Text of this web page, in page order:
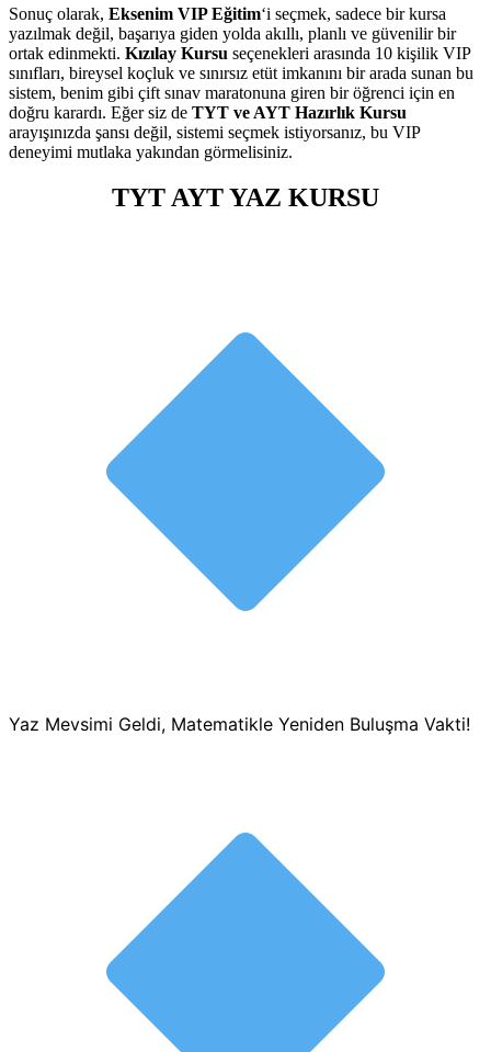
Sonuç olarak, Eksenim VIP Eğitim‘i seçmek, sadece bir kursa
yazılmak değil, başarıya giden yolda akıllı, planlı ve güvenilir bir
ortak edinmekti. Kızılay Kursu seçenekleri arasında 10 kişilik VIP
sınıfları, bireysel koçluk ve sınırsız etüt imkanını bir arada sunan bu
sistem, benim gibi çift sınav maratonuna giren bir öğrenci için en
doğru karardı. Eğer siz de TYT ve AYT Hazırlık Kursu
arayışınızda şansı değil, sistemi seçmek istiyorsanız, bu VIP
deneyimi mutlaka yakından görmelisiniz.
TYT AYT YAZ KURSU
Yaz Mevsimi Geldi, Matematikle Yeniden Buluşma Vakti!